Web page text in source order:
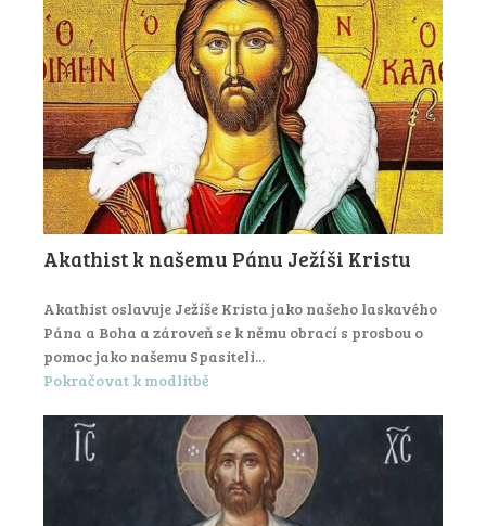
Akathist k našemu Pánu Ježíši Kristu
Akathist oslavuje Ježíše Krista jako našeho laskavého
Pána a Boha a zároveň se k němu obrací s prosbou o
pomoc jako našemu Spasiteli...
Pokračovat k modlitbě